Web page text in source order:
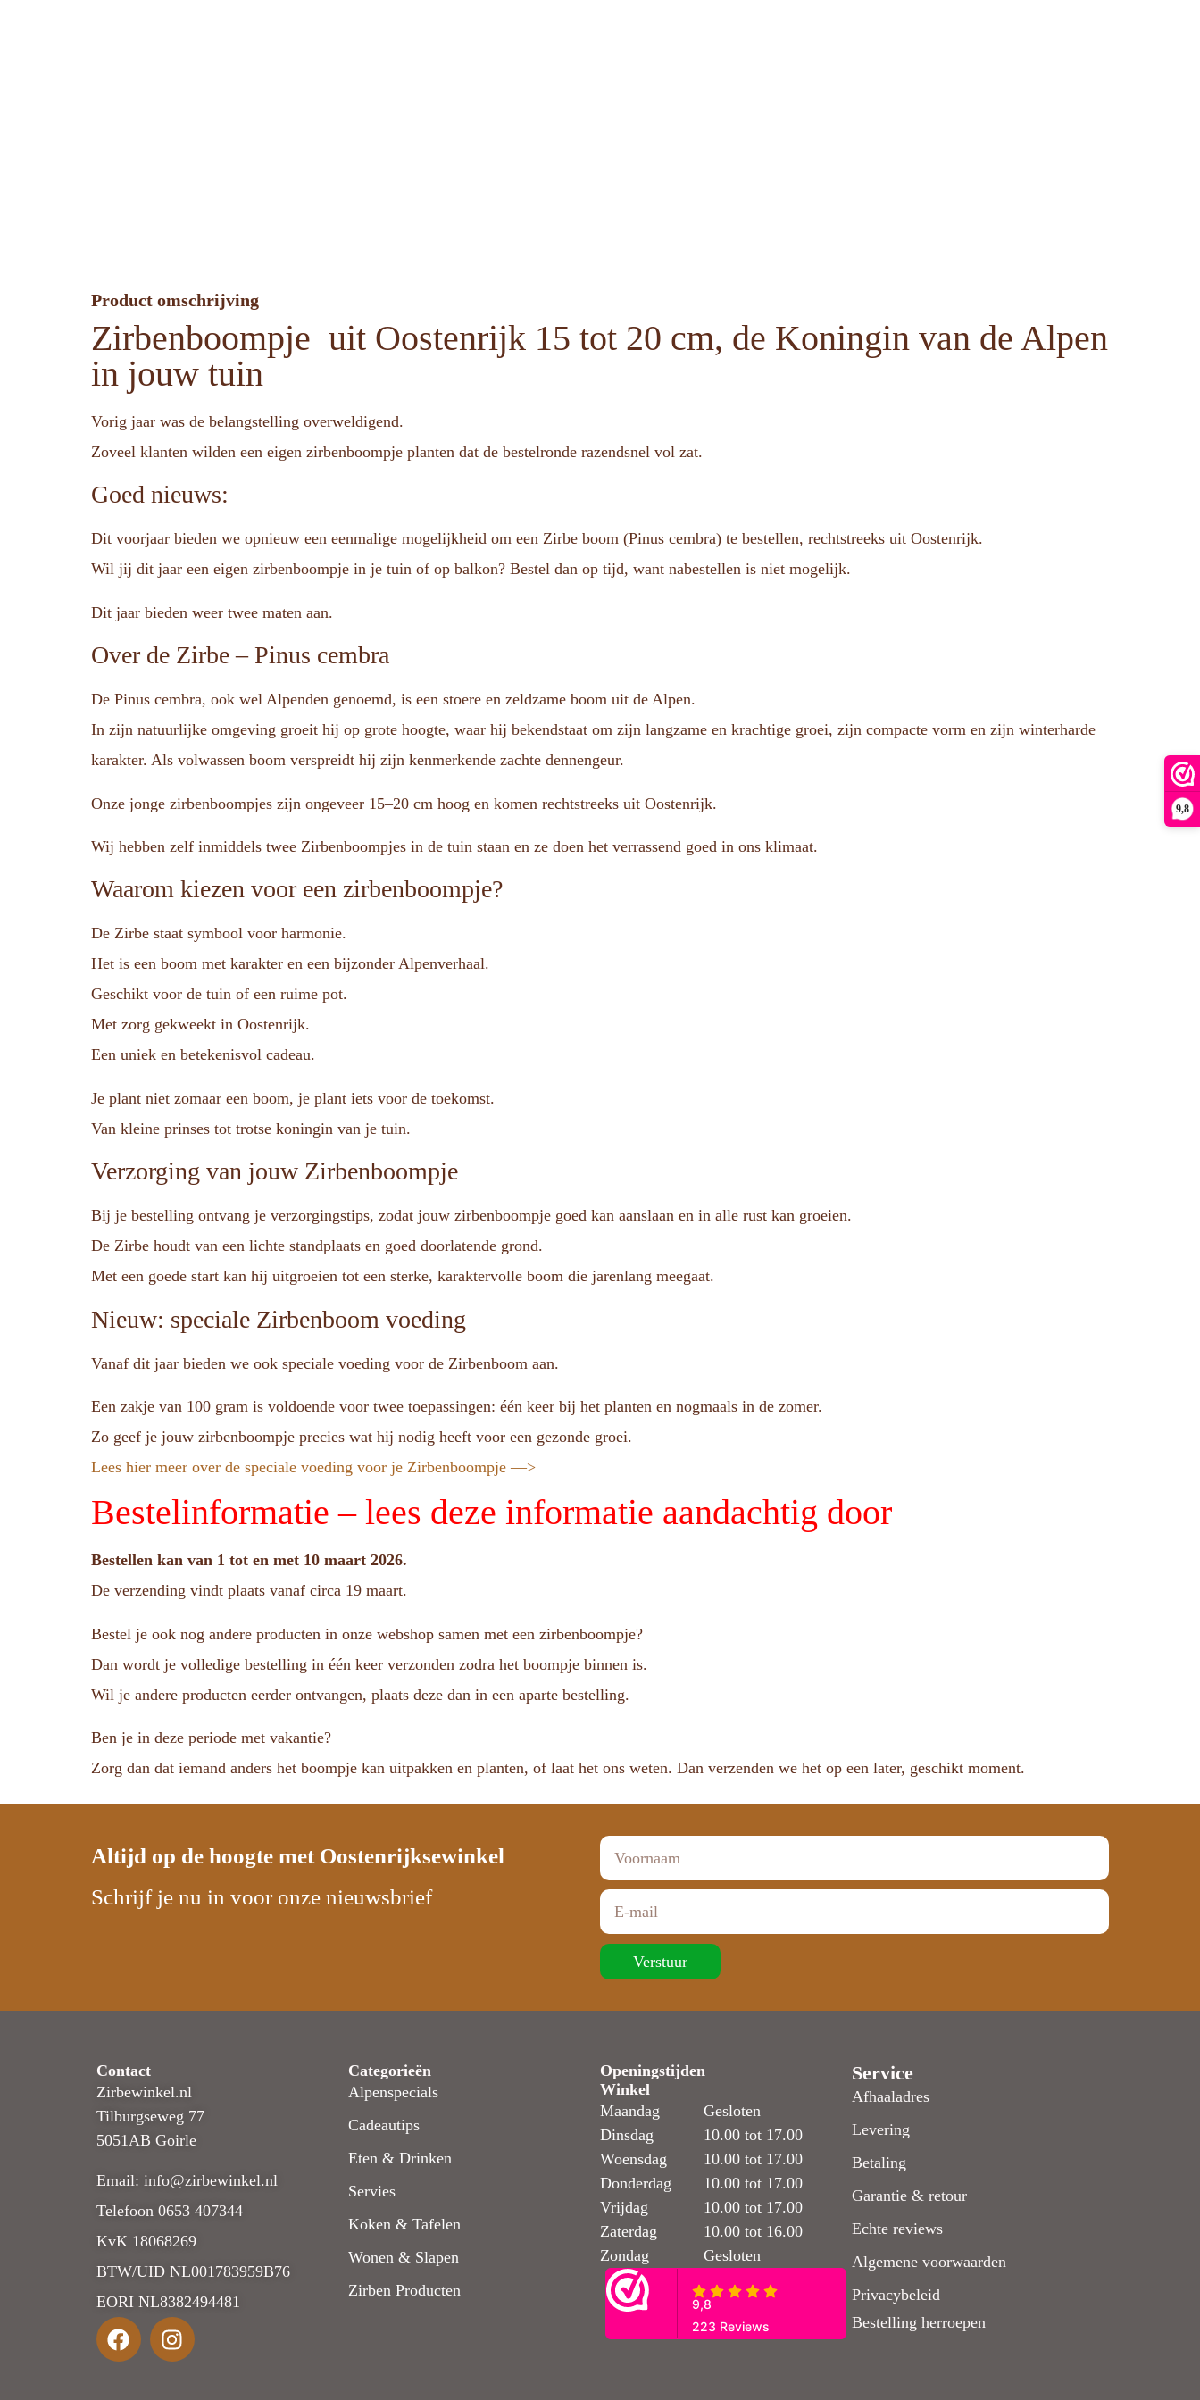
9,8
Product omschrijving
Zirbenboompje uit Oostenrijk 15 tot 20 cm, de Koningin van de Alpen
in jouw tuin
Vorig jaar was de belangstelling overweldigend.
Zoveel klanten wilden een eigen zirbenboompje planten dat de bestelronde razendsnel vol zat.
Goed nieuws:
Dit voorjaar bieden we opnieuw een eenmalige mogelijkheid om een Zirbe boom (Pinus cembra) te bestellen, rechtstreeks uit Oostenrijk.
Wil jij dit jaar een eigen zirbenboompje in je tuin of op balkon? Bestel dan op tijd, want nabestellen is niet mogelijk.
Dit jaar bieden weer twee maten aan.
Over de Zirbe – Pinus cembra
De Pinus cembra, ook wel Alpenden genoemd, is een stoere en zeldzame boom uit de Alpen.
In zijn natuurlijke omgeving groeit hij op grote hoogte, waar hij bekendstaat om zijn langzame en krachtige groei, zijn compacte vorm en zijn winterharde
karakter. Als volwassen boom verspreidt hij zijn kenmerkende zachte dennengeur.
Onze jonge zirbenboompjes zijn ongeveer 15–20 cm hoog en komen rechtstreeks uit Oostenrijk.
Wij hebben zelf inmiddels twee Zirbenboompjes in de tuin staan en ze doen het verrassend goed in ons klimaat.
Waarom kiezen voor een zirbenboompje?
De Zirbe staat symbool voor harmonie.
Het is een boom met karakter en een bijzonder Alpenverhaal.
Geschikt voor de tuin of een ruime pot.
Met zorg gekweekt in Oostenrijk.
Een uniek en betekenisvol cadeau.
Je plant niet zomaar een boom, je plant iets voor de toekomst.
Van kleine prinses tot trotse koningin van je tuin.
Verzorging van jouw Zirbenboompje
Bij je bestelling ontvang je verzorgingstips, zodat jouw zirbenboompje goed kan aanslaan en in alle rust kan groeien.
De Zirbe houdt van een lichte standplaats en goed doorlatende grond.
Met een goede start kan hij uitgroeien tot een sterke, karaktervolle boom die jarenlang meegaat.
Nieuw: speciale Zirbenboom voeding
Vanaf dit jaar bieden we ook speciale voeding voor de Zirbenboom aan.
Een zakje van 100 gram is voldoende voor twee toepassingen: één keer bij het planten en nogmaals in de zomer.
Zo geef je jouw zirbenboompje precies wat hij nodig heeft voor een gezonde groei.
Lees hier meer over de speciale voeding voor je Zirbenboompje —>
Bestelinformatie – lees deze informatie aandachtig door
Bestellen kan van 1 tot en met 10 maart 2026.
De verzending vindt plaats vanaf circa 19 maart.
Bestel je ook nog andere producten in onze webshop samen met een zirbenboompje?
Dan wordt je volledige bestelling in één keer verzonden zodra het boompje binnen is.
Wil je andere producten eerder ontvangen, plaats deze dan in een aparte bestelling.
Ben je in deze periode met vakantie?
Zorg dan dat iemand anders het boompje kan uitpakken en planten, of laat het ons weten. Dan verzenden we het op een later, geschikt moment.
Altijd op de hoogte met Oostenrijksewinkel
Schrijf je nu in voor onze nieuwsbrief
Verstuur
Contact
Zirbewinkel.nl
Tilburgseweg 77
5051AB Goirle
Email: info@zirbewinkel.nl
Telefoon 0653 407344
KvK 18068269
BTW/UID NL001783959B76
EORI NL8382494481
Categorieën
Alpenspecials
Cadeautips
Eten & Drinken
Servies
Koken & Tafelen
Wonen & Slapen
Zirben Producten
Openingstijden
Winkel
Maandag
Dinsdag
Woensdag
Donderdag
Vrijdag
Zaterdag
Zondag
Gesloten
10.00 tot 17.00
10.00 tot 17.00
10.00 tot 17.00
10.00 tot 17.00
10.00 tot 16.00
Gesloten
Service
Afhaaladres
Levering
Betaling
Garantie & retour
Echte reviews
Algemene voorwaarden
Privacybeleid
Bestelling herroepen